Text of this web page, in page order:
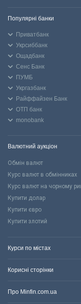
Популярні банки
Приватбанк
Укрсиббанк
Ощадбанк
Сенс Банк
ПУМБ
Укргазбанк
Райффайзен Банк
ОТП банк
monobank
Валютний аукціон
Обмін валют
Курс валют в обмінниках
Курс валют на чорному
Купити долар
Купити євро
Купити злотий
Курси по містах
Корисні сторінки
Про Minfin.com.ua